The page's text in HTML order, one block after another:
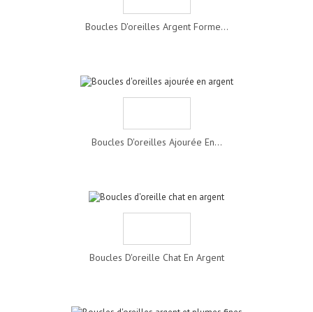
Boucles D'oreilles Argent Forme...
Boucles D'oreilles Ajourée En...
Boucles D'oreille Chat En Argent